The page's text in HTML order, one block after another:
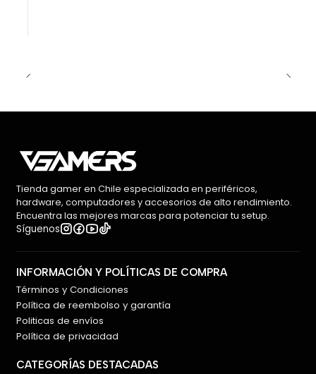
Tienda gamer en Chile especializada en periféricos,
hardware, computadores y accesorios de alto rendimiento.
Encuentra las mejores marcas para potenciar tu setup.
Síguenos
INFORMACIÓN Y POLÍTICAS DE COMPRA
Términos y Condiciones
Política de reembolso y garantía
Politicas de envíos
Política de privacidad
CATEGORÍAS DESTACADAS